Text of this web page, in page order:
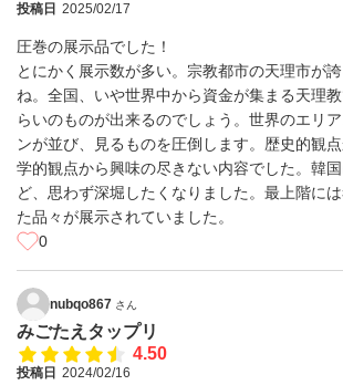
投稿日 2025/02/17
圧巻の展示品でした！
とにかく展示数が多い。宗教都市の天理市が
ね。全国、いや世界中から資金が集まる天理
らいのものが出来るのでしょう。世界のエリ
ンが並び、見るものを圧倒します。歴史的観
学的観点から興味の尽きない内容でした。韓
ど、思わず深堀したくなりました。最上階に
た品々が展示されていました。
0
nubqo867 さん
みごたえタップリ
4.50
投稿日 2024/02/16